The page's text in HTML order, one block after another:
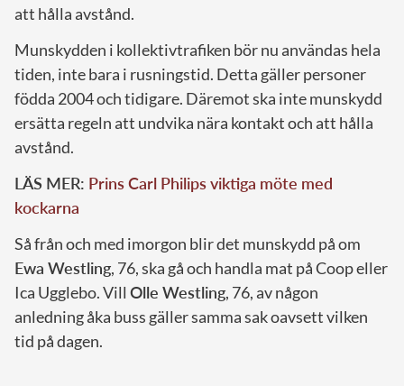
att hålla avstånd.
Munskydden i kollektivtrafiken bör nu användas hela
tiden, inte bara i rusningstid. Detta gäller personer
födda 2004 och tidigare. Däremot ska inte munskydd
ersätta regeln att undvika nära kontakt och att hålla
avstånd.
LÄS MER: Prins Carl Philips viktiga möte med
kockarna
Så från och med imorgon blir det munskydd på om
Ewa Westling, 76, ska gå och handla mat på Coop eller
Ica Ugglebo. Vill Olle Westling, 76, av någon
anledning åka buss gäller samma sak oavsett vilken
tid på dagen.